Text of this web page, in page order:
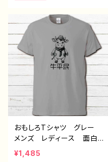
ャラクター ほぼ 全機種対
応 メンズ iPhone15/14/
13/12/11 AQUOS Xperi
a Googlepixel Galaxy
Android アンドロイ
ド おすすめ 個性的 人
気 イラストレーター 絵
師 クリエイター オリジ
ナル デザイン グッズ タ
イトル：豚王族（ホワイト）
作：んごミック G-6
おもしろTシャツ グレー
メンズ レディース 面白T
シャツ かわいい おしゃ
れ イラスト ブタ 動
¥1,485